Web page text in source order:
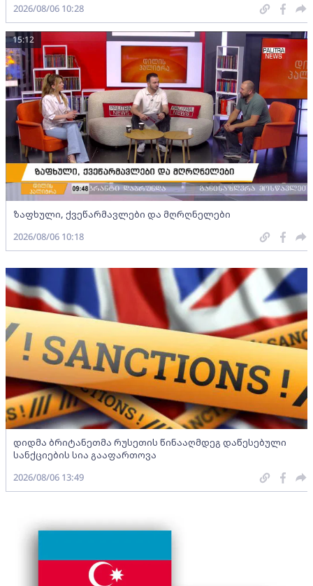
2026/08/06 10:28
ზაფხული, ქვეწარმავლები და მღრღნელები
15:12
2026/08/06 10:18
დიდმა ბრიტანეთმა რუსეთის წინააღმდეგ დაწესებული
სანქციების სია გააფართოვა
2026/08/06 13:49